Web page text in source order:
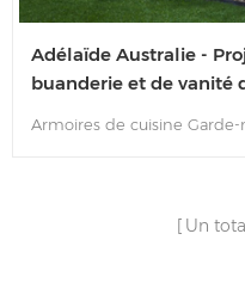
Adélaïde Australie -
buanderie et de vanité
Armoires de cuisine
Un